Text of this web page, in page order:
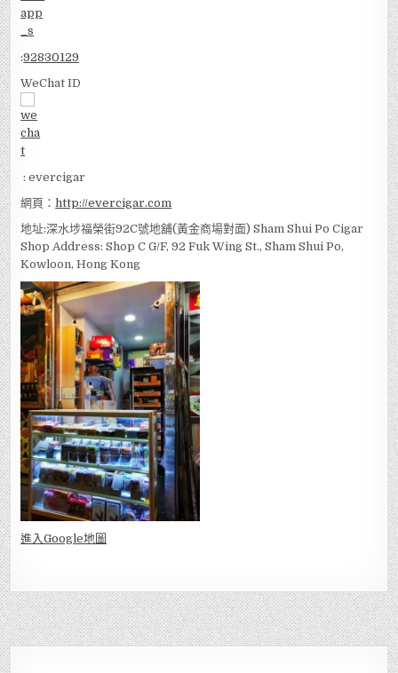
:92830129
WeChat ID
: evercigar
網頁：http://evercigar.com
地址:深水埗福榮街92C號地舖(黃金商場對面) Sham Shui Po Cigar
Shop Address: Shop C G/F, 92 Fuk Wing St., Sham Shui Po,
Kowloon, Hong Kong
進入Google地圖